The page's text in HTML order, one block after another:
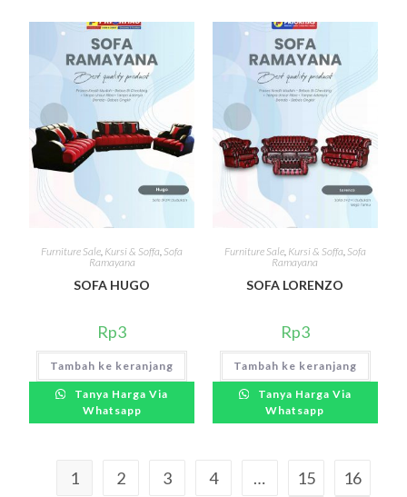
Furniture Sale, Kursi & Soffa, Sofa
Ramayana
SOFA HUGO
Rp3
Tambah ke keranjang
Tanya Harga Via
Whatsapp
Furniture Sale, Kursi & Soffa, Sofa
Ramayana
SOFA LORENZO
Rp3
Tambah ke keranjang
Tanya Harga Via
Whatsapp
1 2 3 4 … 15
16